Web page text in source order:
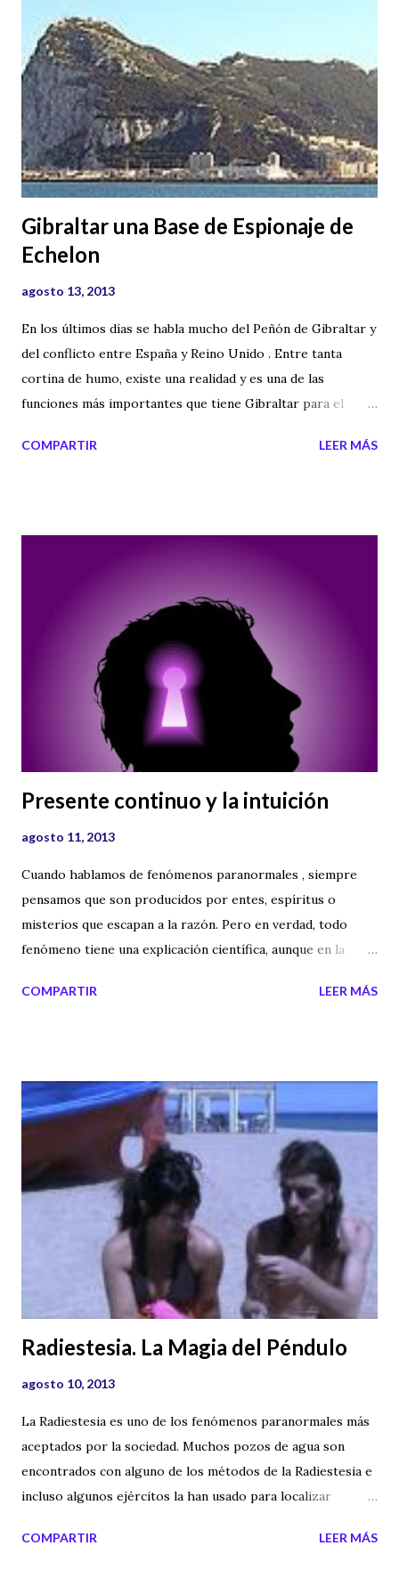
lo explico.
Gibraltar una Base de Espionaje de
Echelon
agosto 13, 2013
En los últimos días se habla mucho del Peñón de Gibraltar y
del conflicto entre España y Reino Unido . Entre tanta
cortina de humo, existe una realidad y es una de las
funciones más importantes que tiene Gibraltar para el
esconde una de las grandes bases de espionaje de Echelon y
COMPARTIR LEER MÁS
Presente continuo y la intuición
agosto 11, 2013
Cuando hablamos de fenómenos paranormales , siempre
pensamos que son producidos por entes, espíritus o
misterios que escapan a la razón. Pero en verdad, todo
fenómeno tiene una explicación científica, aunque en la
video te hablo sobre el espacio-tiempo, sobre el presente
COMPARTIR LEER MÁS
Radiestesia. La Magia del Péndulo
agosto 10, 2013
La Radiestesia es uno de los fenómenos paranormales más
aceptados por la sociedad. Muchos pozos de agua son
encontrados con alguno de los métodos de la Radiestesia e
incluso algunos ejércitos la han usado para localizar
para videncia y hacer consultas de adivinación,
COMPARTIR LEER MÁS